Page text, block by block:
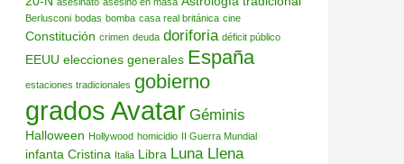
Berlusconi bodas bomba casa real británica cine
Constitución crimen deuda doriforia déficit público
EEUU elecciones generales España
estaciones tradicionales gobierno
grados Avatar Géminis
Halloween Hollywood homicidio II Guerra Mundial
infanta Cristina Italia Libra Luna Llena